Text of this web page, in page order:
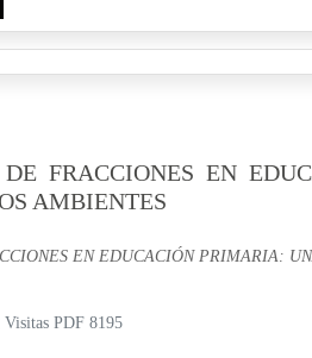
FRACCIONES EN
AMBIENTES
EN EDUCACIÓN PRIMARIA:
Visitas PDF 8195